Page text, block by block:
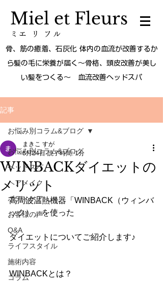
Miel et Fleurs
ミエ リ フル
骨、筋の癒着、石灰化 体内の血流が改善するか
ら髪の毛に栄養が届く～骨格、頭皮改善が美し
い髪をつくる～ 血流改善ヘッドスパ
記事
お悩み別コラム&ブログ
ヘッドスパ
ヘアメイク
ボディケア
お客様の声
Q&A
ライフスタイル
施術内容
コラム
お悩み別コラム&ブログ
WINBACKダイエットの
メリット
まきこ すが
5月24日 読了時間: 1分
高周波温熱機器「WINBACK（ウィンバ
ック）」を使った
ダイエットについてご紹介します♪
WINBACKとは？